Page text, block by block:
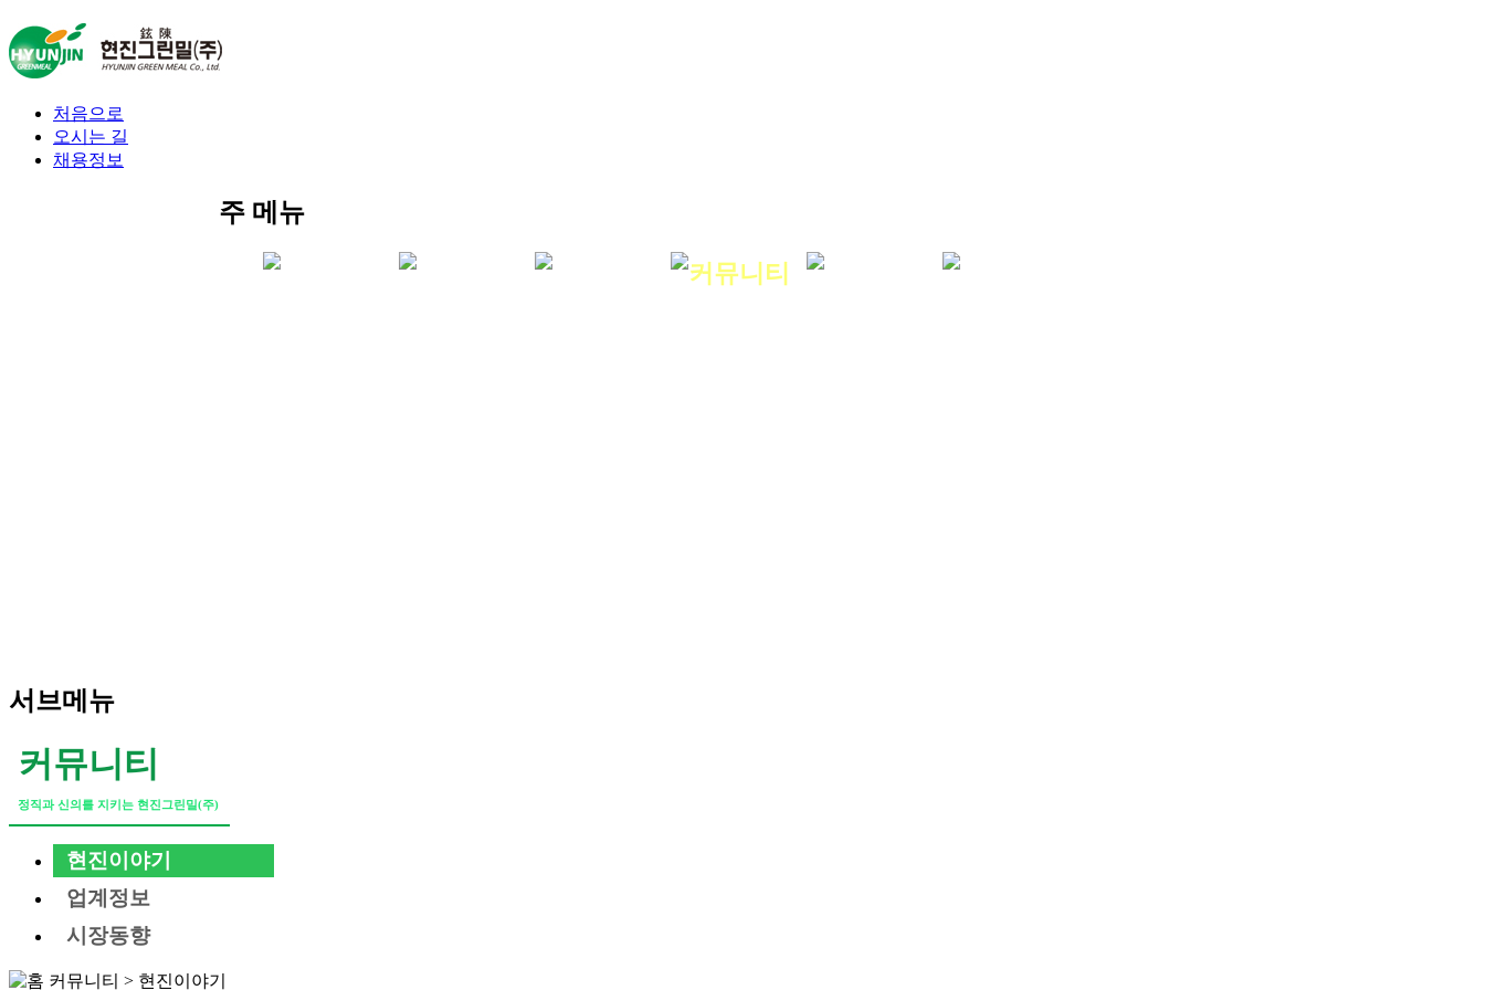
처음으로
오시는 길
채용정보
주 메뉴
서브메뉴
커뮤니티
정직과 신의를 지키는 현진그린밀(주)
현진이야기
업계정보
시장동향
커뮤니티 > 현진이야기